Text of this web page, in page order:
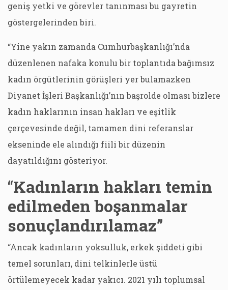
geniş yetki ve görevler tanınması bu gayretin
göstergelerinden biri.
“Yine yakın zamanda Cumhurbaşkanlığı’nda
düzenlenen nafaka konulu bir toplantıda bağımsız
kadın örgütlerinin görüşleri yer bulamazken
Diyanet İşleri Başkanlığı’nın başrolde olması bizlere
kadın haklarının insan hakları ve eşitlik
çerçevesinde değil, tamamen dini referanslar
ekseninde ele alındığı fiili bir düzenin
dayatıldığını gösteriyor.
“Kadınların hakları temin
edilmeden boşanmalar
sonuçlandırılamaz”
“Ancak kadınların yoksulluk, erkek şiddeti gibi
temel sorunları, dini telkinlerle üstü
örtülemeyecek kadar yakıcı. 2021 yılı toplumsal